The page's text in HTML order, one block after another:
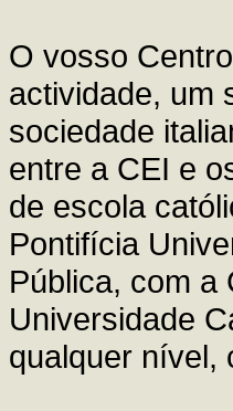
O vosso
actividade, um
sociedade
entre a CEI e
de escola
Pontifícia
Pública, com a
Universidade
qualquer nível,